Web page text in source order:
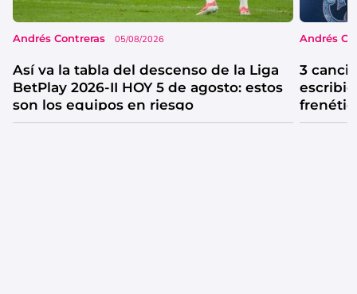
Andrés Contreras 05/08/2026
Así va la tabla del descenso de la Liga
BetPlay 2026-II HOY 5 de agosto: estos
son los equipos en riesgo
Andrés
3